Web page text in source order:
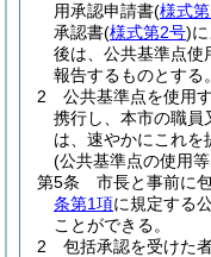
用承認申請書(様式
承認書(様式第2号)
後は、公共基準点使
報告するものとする。
2
公共基準点を使用
携行し、本市の職員
は、速やかにこれを
(公共基準点の使用
第5条
市長と事前に
条第1項に規定する
ことができる。
2
包括承認を受けた